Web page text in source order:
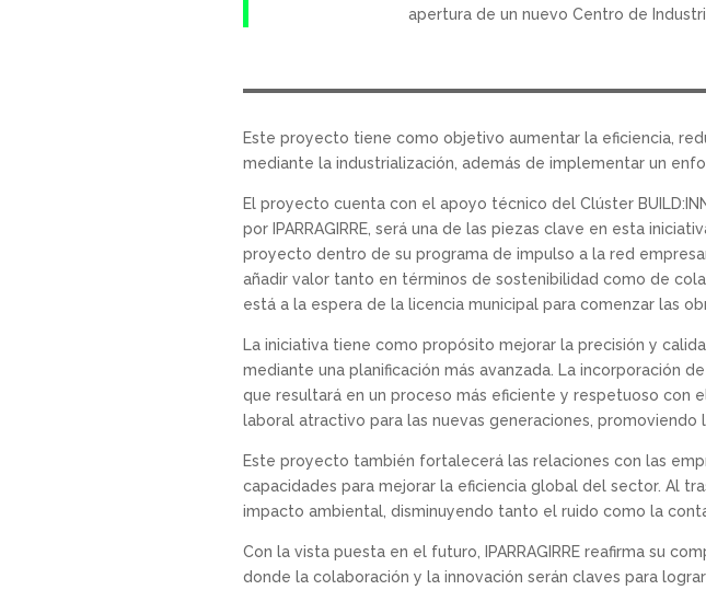
apertura de un nuevo Centro de
Este proyecto tiene como objetivo aumentar la eficiencia,
mediante la industrialización, además de implementar un
El proyecto cuenta con el apoyo técnico del Clúster
por IPARRAGIRRE, será una de las piezas clave en esta
proyecto dentro de su programa de impulso a la red
añadir valor tanto en términos de sostenibilidad como de
está a la espera de la licencia municipal para comenzar las
La iniciativa tiene como propósito mejorar la precisión y
mediante una planificación más avanzada. La incorporación
que resultará en un proceso más eficiente y respetuoso con
laboral atractivo para las nuevas generaciones,
Este proyecto también fortalecerá las relaciones con las
capacidades para mejorar la eficiencia global del sector. Al
impacto ambiental, disminuyendo tanto el ruido como la
Con la vista puesta en el futuro, IPARRAGIRRE reafirma su
donde la colaboración y la innovación serán claves para